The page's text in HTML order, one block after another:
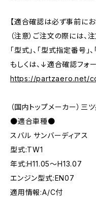
【適合確認は必ず事前にお
（注意）ご注文の際には、
「型式」、「型式指定番号」
もしくは、↓適合確認フォ
https://partzaero.net/
（国内トップメーカー）三
●適合車種●
スバル サンバーディアス
型式:TW1
年式:H11.05～H13.07
エンジン型式:EN07
適用情報:A/C付